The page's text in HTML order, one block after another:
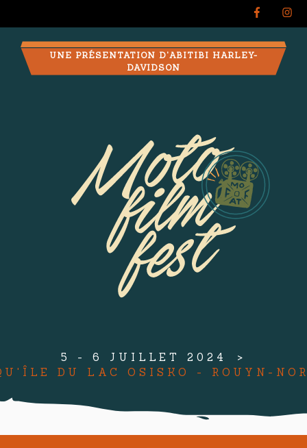
UNE PRÉSENTATION D'ABITIBI HARLEY-
DAVIDSON
5 - 6 JUILLET 2024
DU LAC OSISKO - ROUYN-